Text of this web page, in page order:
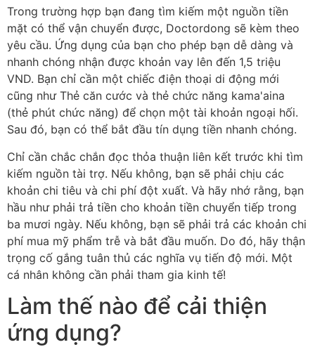
Trong trường hợp bạn đang tìm kiếm một nguồn tiền
mặt có thể vận chuyển được, Doctordong sẽ kèm theo
yêu cầu. Ứng dụng của bạn cho phép bạn dễ dàng và
nhanh chóng nhận được khoản vay lên đến 1,5 triệu
VND. Bạn chỉ cần một chiếc điện thoại di động mới
cũng như Thẻ căn cước và thẻ chức năng kama'aina
(thẻ phút chức năng) để chọn một tài khoản ngoại hối.
Sau đó, bạn có thể bắt đầu tín dụng tiền nhanh chóng.
Chỉ cần chắc chắn đọc thỏa thuận liên kết trước khi tìm
kiếm nguồn tài trợ. Nếu không, bạn sẽ phải chịu các
khoản chi tiêu và chi phí đột xuất. Và hãy nhớ rằng, bạn
hầu như phải trả tiền cho khoản tiền chuyển tiếp trong
ba mươi ngày. Nếu không, bạn sẽ phải trả các khoản chi
phí mua mỹ phẩm trễ và bắt đầu muốn. Do đó, hãy thận
trọng cố gắng tuân thủ các nghĩa vụ tiến độ mới. Một
cá nhân không cần phải tham gia kinh tế!
Làm thế nào để cải thiện
ứng dụng?